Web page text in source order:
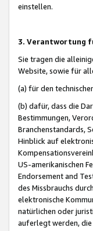
einstellen.
3. Verantwortung
Sie tragen die
Website, sowie für
(a) für den
(b) dafür, dass die
Bestimmungen,
Branchenstandards,
Hinblick auf
US-amerikanischen
Endorsement and
des Missbrauchs
elektronische
natürlichen oder
auferlegt werden,